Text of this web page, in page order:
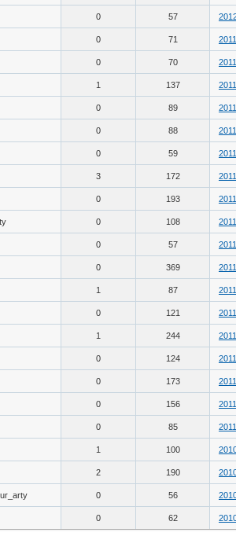
0 57
0 71
0 70
1 137
0 89
0 88
0 59
3 172
0 193
0 108
0 57
0 369
1 87
0 121
1 244
0 124
0 173
0 156
0 85
1 100
2 190
0 56
0 62